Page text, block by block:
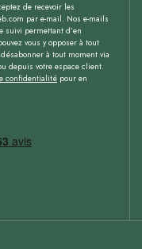
de recevoir les
par e-mail. Nos e-mails
suivi permettant d’en
vous y opposer à tout
à tout moment via
depuis votre espace client.
confidentialité pour en